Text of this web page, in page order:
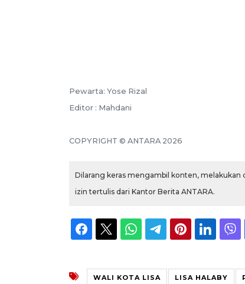
Pewarta: Yose Rizal
Editor : Mahdani
COPYRIGHT © ANTARA 2026
Dilarang keras mengambil konten,
izin tertulis dari Kantor Berita ANTARA.
WALI KOTA LISA LISA HALABY